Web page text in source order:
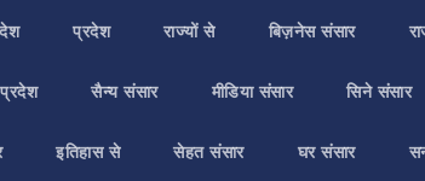
देश प्रदेश राज्यों से बिज़नेस संसार
प्रदेश सैन्य संसार मीडिया संसार सिने संसार
इतिहास से सेहत संसार घर संसार